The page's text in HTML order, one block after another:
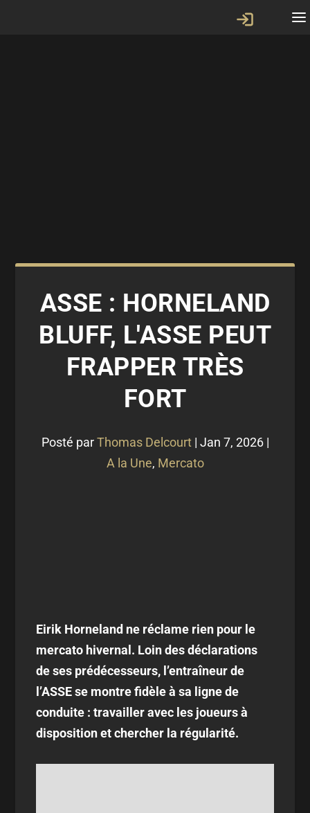
ASSE : HORNELAND
BLUFF, L'ASSE PEUT
FRAPPER TRÈS
FORT
Posté parThomas Delcourt| Jan 7, 2026|
A la Une, Mercato
Eirik Horneland ne réclame rien pour le
mercato hivernal. Loin des déclarations
de ses prédécesseurs, l’entraîneur de
l’ASSE se montre fidèle à sa ligne de
conduite : travailler avec les joueurs à
disposition et chercher la régularité.